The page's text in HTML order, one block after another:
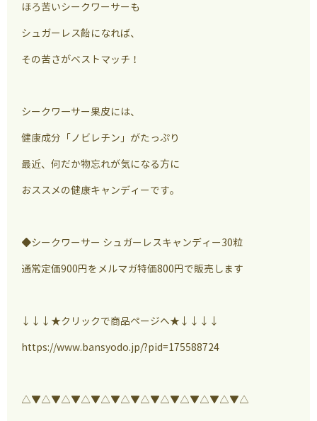
ほろ苦いシークワーサーも
シュガーレス飴になれば、
その苦さがベストマッチ！
シークワ―サー果皮には、
健康成分「ノビレチン」がたっぷり
最近、何だか物忘れが気になる方に
おススメの健康キャンディーです。
◆シークワーサー シュガーレスキャンディー30粒
通常定価900円をメルマガ特価800円で販売します
↓↓↓★クリックで商品ページへ★↓↓↓↓
https://www.bansyodo.jp/?pid=175588724
△▼△▼△▼△▼△▼△▼△▼△▼△▼△▼△▼△